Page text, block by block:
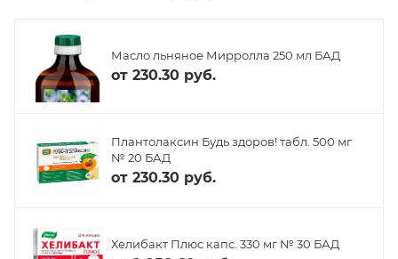
Масло льняное Мирролла 250 мл БАД
от 230.30 руб.
Плантолаксин Будь здоров! табл. 500 мг
№ 20 БАД
от 230.30 руб.
Хелибакт Плюс капс. 330 мг № 30 БАД